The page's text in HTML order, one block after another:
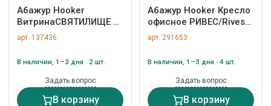
Абажур Hooker
ВитринаСВЯТИЛИЩЕ 2
/ SANCTUARY 2 арт. ZN-
137436
арт. 137436
В наличии, 1–3 дня · 2 шт.
Задать вопрос
В корзину
Абажур Hooker Кресло
офисное РИВЕС/Rives
арт. ZN-291653
арт. 291653
В наличии, 1–3 дня · 4 шт.
Задать вопрос
В корзину